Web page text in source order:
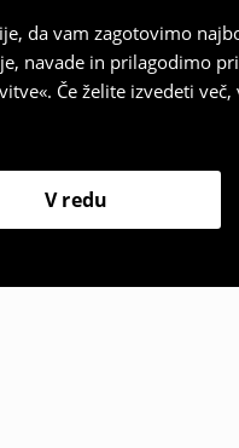
da vam zagotovimo
navade in prilagodimo
Če želite izvedeti
V redu